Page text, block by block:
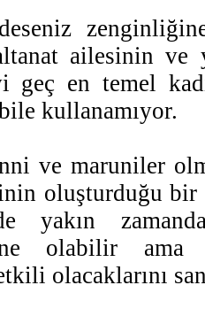
ailesinin ve
geç en temel
kullanamıyor.
ve maruniler
oluşturduğu
yakın
olabilir ama
olacaklarını